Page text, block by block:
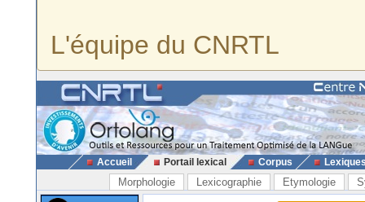
L'équipe du CNRTL
Accueil Portail lexical Corpus
Morphologie Lexicographie Etymologie